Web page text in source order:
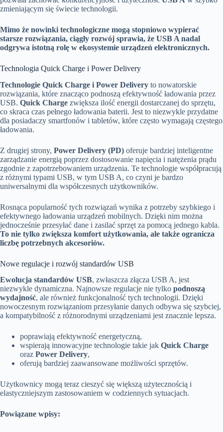
zmieniającym się świecie technologii.
Mimo że nowinki technologiczne mogą stopniowo wypierać
starsze rozwiązania, ciągły rozwój sprawia, że USB A nadal
odgrywa istotną rolę w ekosystemie urządzeń elektronicznych.
Technologia Quick Charge i Power Delivery
Technologie Quick Charge i Power Delivery to nowatorskie
rozwiązania, które znacząco podnoszą efektywność ładowania przez
USB. Quick Charge zwiększa ilość energii dostarczanej do sprzętu,
co skraca czas pełnego ładowania baterii. Jest to niezwykle przydatne
dla posiadaczy smartfonów i tabletów, które często wymagają częstego
ładowania.
Z drugiej strony, Power Delivery (PD) oferuje bardziej inteligentne
zarządzanie energią poprzez dostosowanie napięcia i natężenia prądu
zgodnie z zapotrzebowaniem urządzenia. Te technologie współpracują
z różnymi typami USB, w tym USB A, co czyni je bardzo
uniwersalnymi dla współczesnych użytkowników.
Rosnąca popularność tych rozwiązań wynika z potrzeby szybkiego i
efektywnego ładowania urządzeń mobilnych. Dzięki nim można
jednocześnie przesyłać dane i zasilać sprzęt za pomocą jednego kabla.
To nie tylko zwiększa komfort użytkowania, ale także ogranicza
liczbę potrzebnych akcesoriów.
Nowe regulacje i rozwój standardów USB
Ewolucja standardów USB, zwłaszcza złącza USB A, jest
niezwykle dynamiczna. Najnowsze regulacje nie tylko podnoszą
wydajność, ale również funkcjonalność tych technologii. Dzięki
nowoczesnym rozwiązaniom przesyłanie danych odbywa się szybciej,
a kompatybilność z różnorodnymi urządzeniami jest znacznie lepsza.
poprawiają efektywność energetyczną,
wspierają innowacyjne technologie takie jak Quick Charge
oraz Power Delivery,
oferują bardziej zaawansowane możliwości sprzętów.
Użytkownicy mogą teraz cieszyć się większą użytecznością i
elastyczniejszym zastosowaniem w codziennych sytuacjach.
Powiązane wpisy: